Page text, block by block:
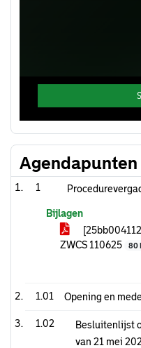
Agendapunten
1
Bijlagen
ZWCS 110625
80
1.01 Opening en
1.02
Besluitenlijst
van 21 mei